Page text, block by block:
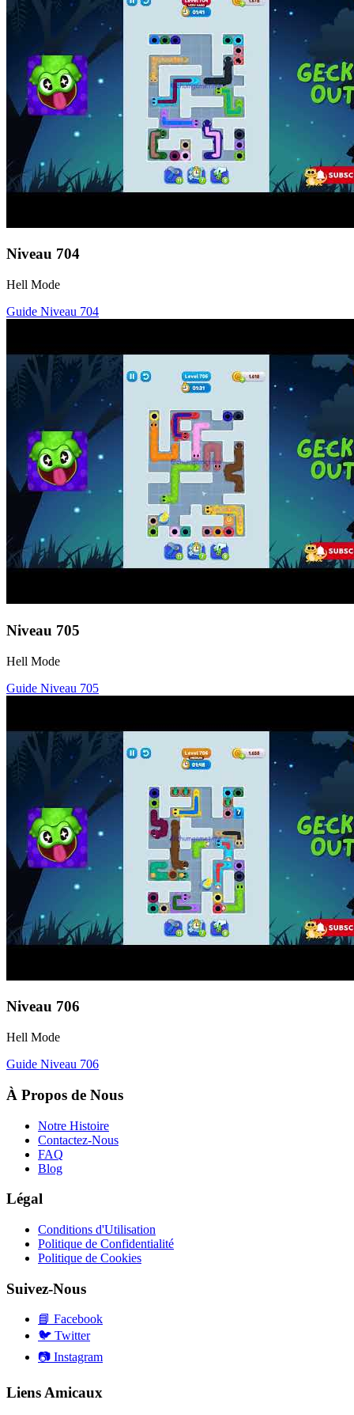
Niveau 704
Hell Mode
Guide Niveau 704
Niveau 705
Hell Mode
Guide Niveau 705
Niveau 706
Hell Mode
Guide Niveau 706
À Propos de Nous
Notre Histoire
Contactez-Nous
FAQ
Blog
Légal
Conditions d'Utilisation
Politique de Confidentialité
Politique de Cookies
Suivez-Nous
📘 Facebook
🐦 Twitter
📷 Instagram
Liens Amicaux